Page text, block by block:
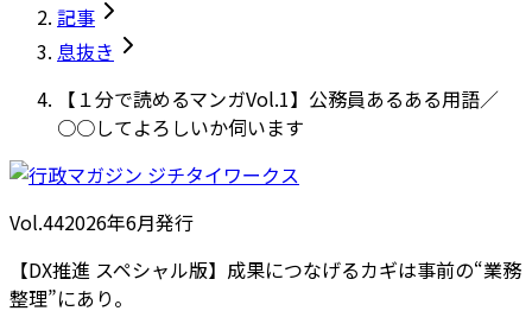
記事
息抜き
【１分で読めるマンガVol.1】公務員あるある用語／
○○してよろしいか伺います
Vol.442026年6月発行
【DX推進 スペシャル版】成果につなげるカギは事前の“業務
整理”にあり。